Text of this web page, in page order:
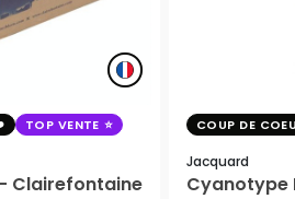
TOP VENTE
Clairefontaine
COUP DE
Jacquard
Cyanotype